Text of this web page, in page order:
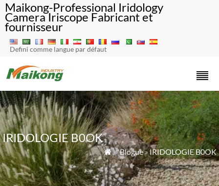
Maikong-Professional Iridology
Camera Iriscope Fabricant et
fournisseur
Defini comme langue par défaut
IRIDOLOGIE B0OK
 »Blogue»IRIDOLOGIE B0OK